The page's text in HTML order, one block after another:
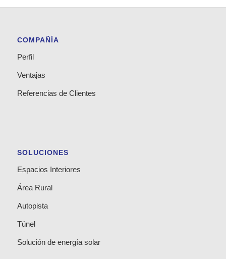
COMPAÑÍA
Perfil
Ventajas
Referencias de Clientes
SOLUCIONES
Espacios Interiores
Área Rural
Autopista
Túnel
Solución de energía solar